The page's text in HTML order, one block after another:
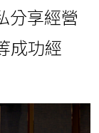
分享經營
成功經